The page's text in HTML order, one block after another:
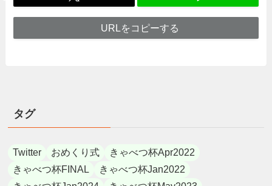
URLをコピーする
タグ
Twitter おめくり式
きゃべつ杯Apr2022
きゃべつ杯FINAL
きゃべつ杯Jan2022